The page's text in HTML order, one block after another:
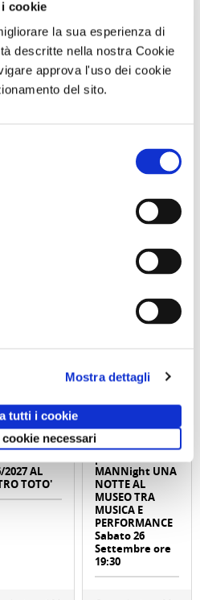
cookie
la sua esperienza di
descritte nella nostra Cookie
approva l'uso dei cookie
del sito.
Mostra dettagli
tutti i cookie
necessari
di capienza così vasta riesce
cliente
2027 AL
TOTO'
Visita serale
con
MANNight UNA
NOTTE AL
MUSEO TRA
MUSICA E
PERFORMANCE
Sabato 26
Settembre ore
19:30